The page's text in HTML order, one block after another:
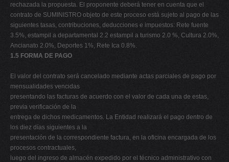
rechazada la propuesta. El proponente deberá tener en cuenta que el
contrato de SUMINISTRO objeto de este proceso está sujeto al pago de las
siguientes tasas, contribuciones, deducciones e impuestos: Rete fuente
3.5%, estampil a departamental 2.2 estampil a turismo 2.0 %, Cultura 2.0%,
Ancianato 2.0%, Deportes 1%, Rete Ica 0.8%.
1.5 FORMA DE PAGO
El valor del contrato será cancelado mediante actas parciales de pago por
mensualidades vencidas
presentando las facturas de acuerdo con el valor de cada una de estas,
previa verificación de la
entrega de dichos medicamentos. La Entidad realizará el pago dentro de
los diez días siguientes a la
presentación de la correspondiente factura, en la oficina encargada de los
procesos contractuales,
luego del ingreso de almacén expedido por el técnico administrativo con